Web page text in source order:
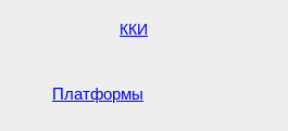
ККИ
Платформы